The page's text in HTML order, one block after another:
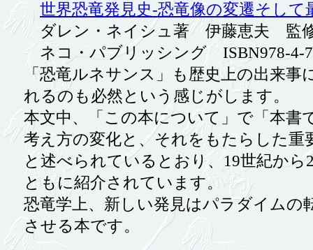
世界恐竜発見史‐恐竜像の変遷そして
ダレン・ネイシュ著 伊藤恵夫 監
ネコ・パブリッシング ISBN978-4-
「恐竜ルネサンス」も歴史上の出来事
れるのも必然という感じがします。
本文中、「この本について」で「本書
考え方の変化と、それをもたらした重
と述べられているとおり、19世紀から
ともに紹介されています。
恐竜学上、新しい発見はパラダイムの
させる本です。